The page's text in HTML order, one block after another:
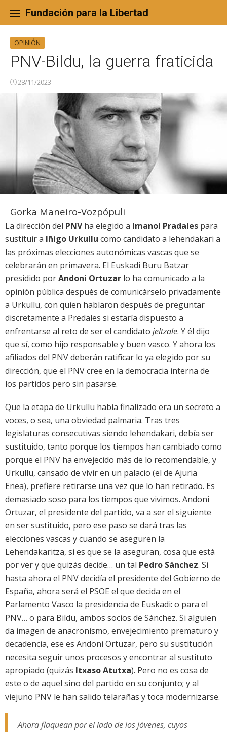
content
Fundación para la Libertad
OPINIÓN
PNV-Bildu, la guerra fraticida
28/11/2023
Gorka Maneiro-Vozpópuli
La dirección del PNVha elegido a Imanol Pradales para
sustituir a Iñigo Urkullu como candidato a lehendakari a
las próximas elecciones autonómicas vascas que se
celebrarán en primavera. El Euskadi Buru Batzar
presidido porAndoni Ortuzar lo ha comunicado a la
opinión pública después de comunicárselo privadamente
a Urkullu, con quien hablaron después de preguntar
discretamente a Predales si estaría dispuesto a
enfrentarse al reto de ser el candidato jeltzale. Y él dijo
que sí, como hijo responsable y buen vasco. Y ahora los
afiliados del PNV deberán ratificar lo ya elegido por su
dirección, que el PNV cree en la democracia interna de
los partidos pero sin pasarse.
Que la etapa de Urkullu había finalizado era un secreto a
voces, o sea, una obviedad palmaria. Tras tres
legislaturas consecutivas siendo lehendakari, debía ser
sustituido, tanto porque los tiempos han cambiado como
porque el PNV ha envejecido más de lo recomendable, y
Urkullu, cansado de vivir en un palacio (el de Ajuria
Enea), prefiere retirarse una vez que lo han retirado. Es
demasiado soso para los tiempos que vivimos. Andoni
Ortuzar, el presidente del partido, va a ser el siguiente
en ser sustituido, pero ese paso se dará tras las
elecciones vascas y cuando se aseguren la
Lehendakaritza, si es que se la aseguran, cosa que está
por ver y que quizás decide… un tal Pedro Sánchez. Si
hasta ahora el PNV decidía el presidente del Gobierno de
España, ahora será el PSOE el que decida en el
Parlamento Vasco la presidencia de Euskadi: o para el
PNV… o para Bildu, ambos socios de Sánchez. Si alguien
da imagen de anacronismo, envejecimiento prematuro y
decadencia, ese es Andoni Ortuzar, pero su sustitución
necesita seguir unos procesos y encontrar al sustituto
apropiado (quizás Itxaso Atutxa). Pero no es cosa de
este o de aquel sino del partido en su conjunto; y al
viejuno PNV le han salido telarañas y toca modernizarse.
Ahora flaquean por el lado de los jóvenes, cuyos